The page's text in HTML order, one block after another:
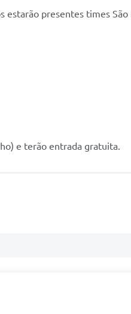
presentes times
e terão entrada gratuita.